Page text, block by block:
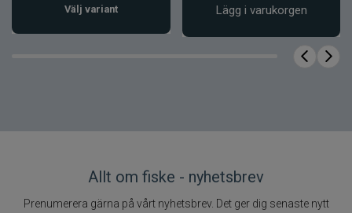
Välj variant Lägg i varukorgen
Allt om fiske - nyhetsbrev
Prenumerera gärna på vårt nyhetsbrev. Det ger dig senaste nytt